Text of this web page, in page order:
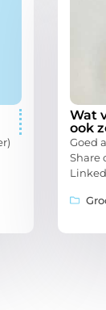
Wat
ook
Goed
Share